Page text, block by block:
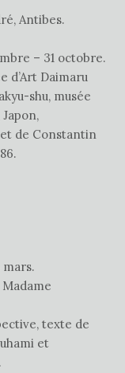
Antibes.
– 31 octobre.
d’Art Daimaru
shu, musée
de Constantin
texte de
et